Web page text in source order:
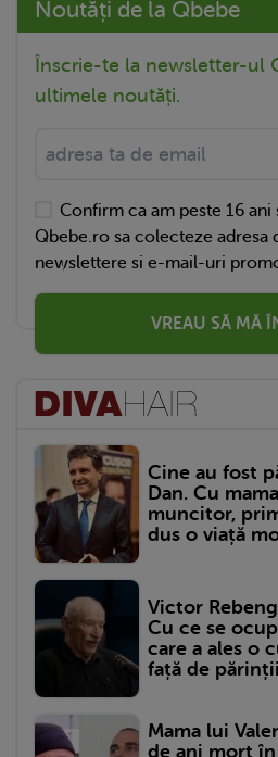
Noutăți de la Qbebe
Înscrie-te la newsletter-ul
ultimele noutăți.
Confirm ca am peste 16 ani
Qbebe.ro sa colecteze adresa
newslettere si e-mail-uri
VREAU SĂ MĂ
Cine au fost
Dan. Cu
muncitor,
dus o viață
Victor
Cu ce se
care a ales o
față de
Mama lui
de ani mort